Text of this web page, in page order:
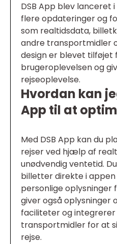
DSB App blev lanceret i
flere opdateringer og
som realtidsdata,
andre transportmidler
design er blevet
brugeroplevelsen og
rejseoplevelse.
Hvordan kan
App til at
Med DSB App kan du
rejser ved hjælp af
unødvendig ventetid.
billetter direkte i
personlige oplysninger
giver også oplysninger
faciliteter og
transportmidler for at
rejse.